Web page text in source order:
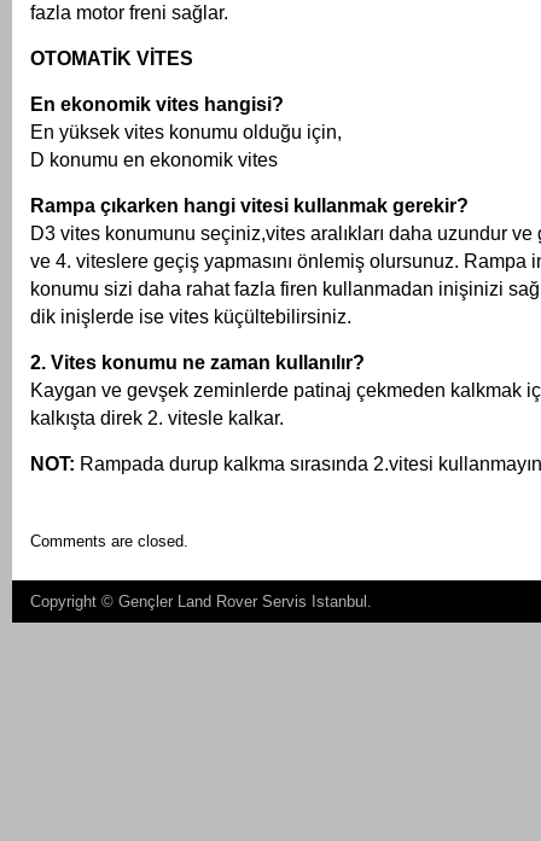
fazla motor freni sağlar.
OTOMATİK VİTES
En ekonomik vites hangisi?
En yüksek vites konumu olduğu için,
D konumu en ekonomik vites
Rampa çıkarken hangi vitesi kullanmak gerekir?
D3 vites konumunu seçiniz,vites aralıkları daha uzundur ve
ve 4. viteslere geçiş yapmasını önlemiş olursunuz. Rampa
konumu sizi daha rahat fazla firen kullanmadan inişinizi
dik inişlerde ise vites küçültebilirsiniz.
2. Vites konumu ne zaman kullanılır?
Kaygan ve gevşek zeminlerde patinaj çekmeden kalkmak
kalkışta direk 2. vitesle kalkar.
NOT: Rampada durup kalkma sırasında 2.vitesi
Comments are closed.
Copyright © Gençler Land Rover Servis Istanbul .